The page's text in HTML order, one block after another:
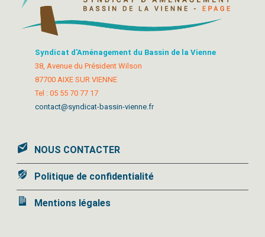
Syndicat d'Aménagement du Bassin de la Vienne
38, Avenue du Président Wilson
87700 AIXE SUR VIENNE
Tel : 05 55 70 77 17
contact@syndicat-bassin-vienne.fr
NOUS CONTACTER
Politique de confidentialité
Mentions légales